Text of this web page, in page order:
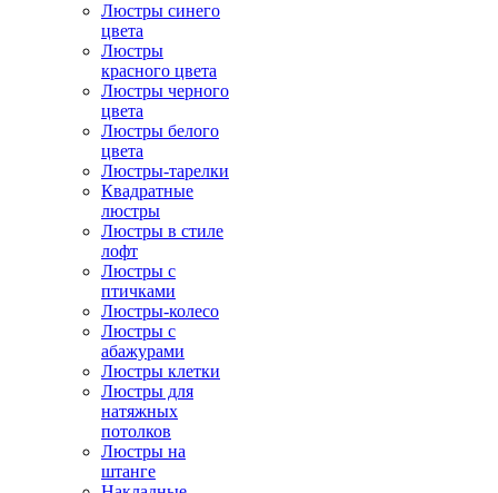
Люстры синего
цвета
Люстры
красного цвета
Люстры черного
цвета
Люстры белого
цвета
Люстры-тарелки
Квадратные
люстры
Люстры в стиле
лофт
Люстры с
птичками
Люстры-колесо
Люстры с
абажурами
Люстры клетки
Люстры для
натяжных
потолков
Люстры на
штанге